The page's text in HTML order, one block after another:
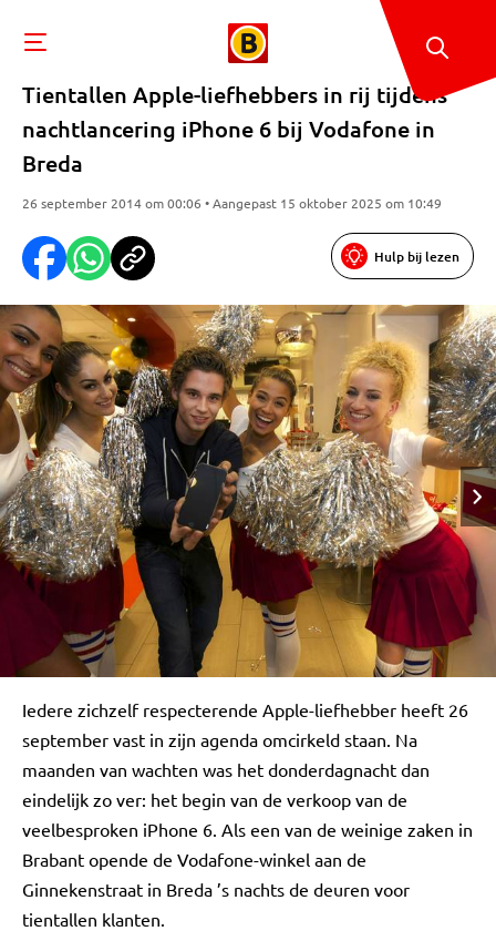
Tientallen Apple-liefhebbers in rij tijdens
nachtlancering iPhone 6 bij Vodafone in
Breda
26 september 2014 om 00:06 • Aangepast 15 oktober 2025 om 10:49
Hulp bij lezen
Iedere zichzelf respecterende Apple-liefhebber heeft 26
september vast in zijn agenda omcirkeld staan. Na
maanden van wachten was het donderdagnacht dan
eindelijk zo ver: het begin van de verkoop van de
veelbesproken iPhone 6. Als een van de weinige zaken in
Brabant opende de Vodafone-winkel aan de
Ginnekenstraat in Breda ’s nachts de deuren voor
tientallen klanten.